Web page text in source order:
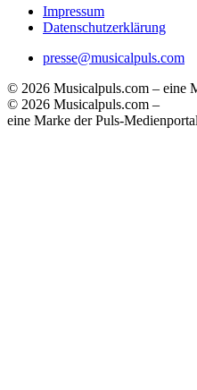
Impressum
Datenschutzerklärung
presse@musicalpuls.com
© 2026 Musicalpuls.com – eine
© 2026 Musicalpuls.com –
eine Marke der Puls-